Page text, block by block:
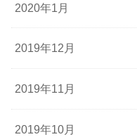
2020年1月
2019年12月
2019年11月
2019年10月